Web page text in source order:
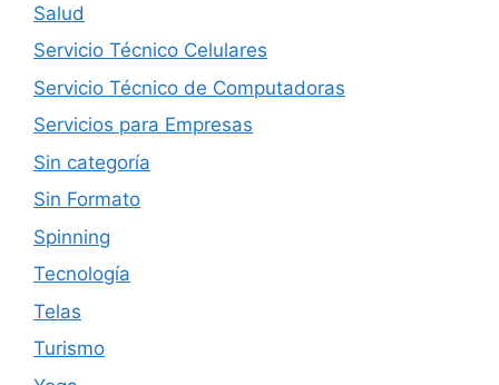
Salud
Servicio Técnico Celulares
Servicio Técnico de Computadoras
Servicios para Empresas
Sin categoría
Sin Formato
Spinning
Tecnología
Telas
Turismo